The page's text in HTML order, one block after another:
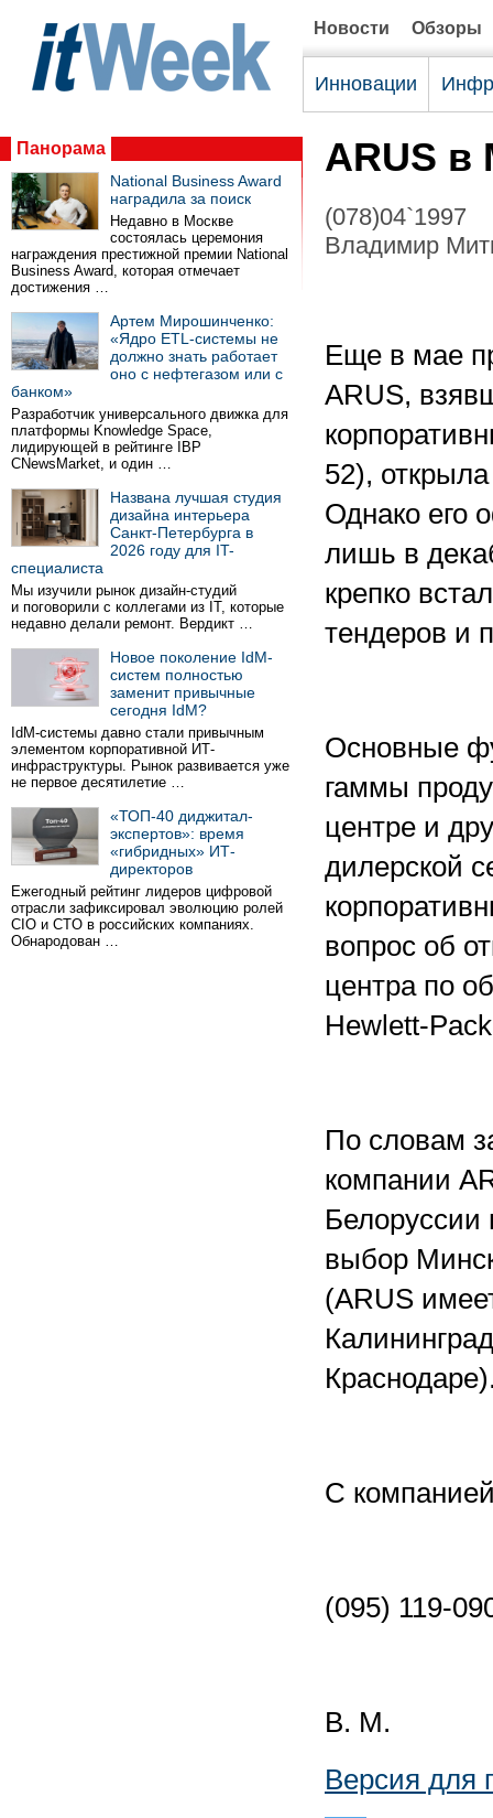
Новости Обзоры
Инновации
Панорама
National Business Award
наградила за поиск
Недавно в Москве
состоялась церемония
награждения престижной премии National
Business Award, которая отмечает
достижения …
Артем Мирошинченко:
«Ядро ETL-системы не
должно знать работает
оно с нефтегазом или с
банком»
Разработчик универсального движка для
платформы Knowledge Space,
лидирующей в рейтинге IBP
CNewsMarket, и один …
Названа лучшая студия
дизайна интерьера
Санкт-Петербурга в
2026 году для IT-
специалиста
Мы изучили рынок дизайн-студий
и поговорили с коллегами из IT, которые
недавно делали ремонт. Вердикт …
Новое поколение IdM-
систем полностью
заменит привычные
сегодня IdM?
IdM-системы давно стали привычным
элементом корпоративной ИТ-
инфраструктуры. Рынок развивается уже
не первое десятилетие …
«ТОП-40 диджитал-
экспертов»: время
«гибридных» ИТ-
директоров
Ежегодный рейтинг лидеров цифровой
отрасли зафиксировал эволюцию ролей
CIO и CTO в российских компаниях.
Обнародован …
ARUS в
(078)04`1997
Владимир
Еще в мае
ARUS,
52),
Однако его
лишь в
крепко
тендеров и
Основные
гаммы
центре и
дилерской
вопрос об
центра по
Hewlett-
По словам
компании
Белоруссии
выбор
(ARUS
С
(095) 119-
В. М.
Версия для